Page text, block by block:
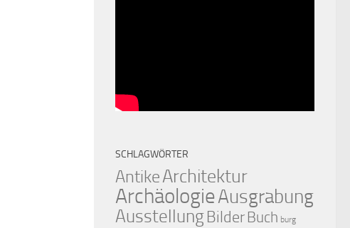
SCHLAGWÖRTER
AntikeArchitektur
ArchäologieAusgrabung
AusstellungBilder Buch burg